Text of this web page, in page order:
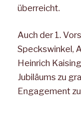
überreicht.
Auch der 1.
Speckswinkel,
Heinrich
Jubiläums zu
Engagement